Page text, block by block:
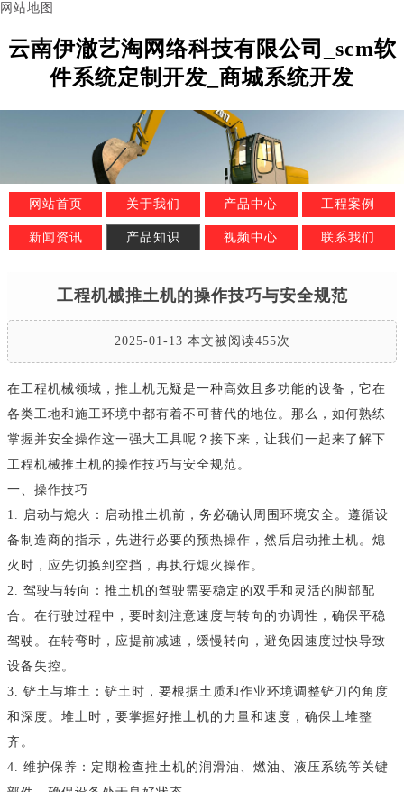
网站地图
云南伊澈艺淘网络科技有限公司_scm软
件系统定制开发_商城系统开发
网站首页 关于我们 产品中心 工程案例
新闻资讯 产品知识 视频中心 联系我们
工程机械推土机的操作技巧与安全规范
2025-01-13 本文被阅读455次
在工程机械领域，推土机无疑是一种高效且多功能的设备，它在
各类工地和施工环境中都有着不可替代的地位。那么，如何熟练
掌握并安全操作这一强大工具呢？接下来，让我们一起来了解下
工程机械推土机的操作技巧与安全规范。
一、操作技巧
1. 启动与熄火：启动推土机前，务必确认周围环境安全。遵循设
备制造商的指示，先进行必要的预热操作，然后启动推土机。熄
火时，应先切换到空挡，再执行熄火操作。
2. 驾驶与转向：推土机的驾驶需要稳定的双手和灵活的脚部配
合。在行驶过程中，要时刻注意速度与转向的协调性，确保平稳
驾驶。在转弯时，应提前减速，缓慢转向，避免因速度过快导致
设备失控。
3. 铲土与堆土：铲土时，要根据土质和作业环境调整铲刀的角度
和深度。堆土时，要掌握好推土机的力量和速度，确保土堆整
齐。
4. 维护保养：定期检查推土机的润滑油、燃油、液压系统等关键